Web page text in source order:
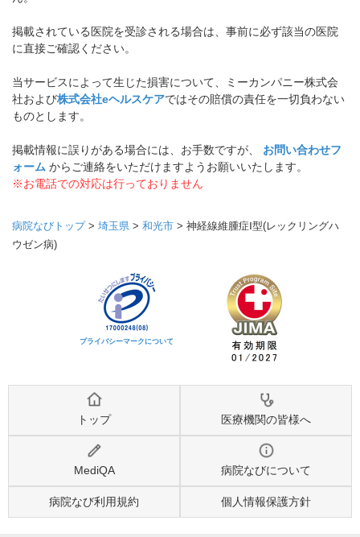
掲載されている医院を受診される場合は、事前に必ず該当の医院
に直接ご確認ください。
当サービスによって生じた損害について、ミーカンパニー株式会
社および株式会社eヘルスケアではその賠償の責任を一切負わない
ものとします。
掲載情報に誤りがある場合には、お手数ですが、 お問い合わせフ
ォーム からご連絡をいただけますようお願いいたします。
※お電話での対応は行っておりません
病院なびトップ> 埼玉県 > 和光市 > 神経線維腫症Ⅰ型(レックリングハ
ウゼン病)
プライバシーマークについて
トップ 医療機関の皆様へ
MediQA 病院なびについて
病院なび利用規約 個人情報保護方針